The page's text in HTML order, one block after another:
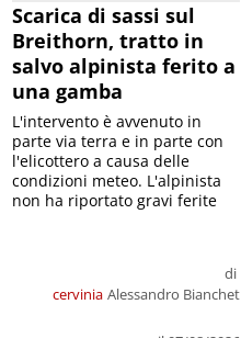
Scarica di sassi sul
Breithorn, tratto in
salvo alpinista ferito a
una gamba
cervinia
di
Alessandro Bianchet
L'intervento è avvenuto in
parte via terra e in parte con
l'elicottero a causa delle
condizioni meteo. L'alpinista
non ha riportato gravi ferite